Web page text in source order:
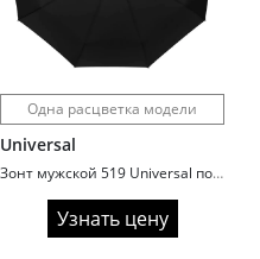
Одна расцветка модели
Universal
Зонт мужской 519 Universal полный автомат увеличенный купол
Узнать цену